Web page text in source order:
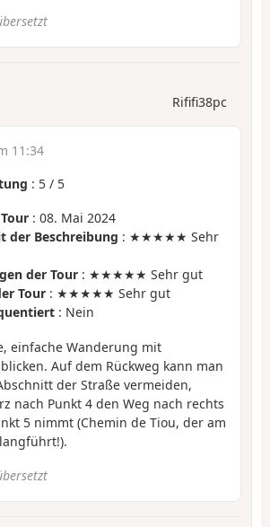
Rififi38pc
11:34
: 5 / 5
: 08. Mai 2024
der Beschreibung : ★★★★★ Sehr
der Tour : ★★★★★ Sehr gut
Tour : ★★★★★ Sehr gut
: Nein
einfache Wanderung mit
Auf dem Rückweg kann man
der Straße vermeiden,
nach Punkt 4 den Weg nach rechts
5 nimmt (Chemin de Tiou, der am